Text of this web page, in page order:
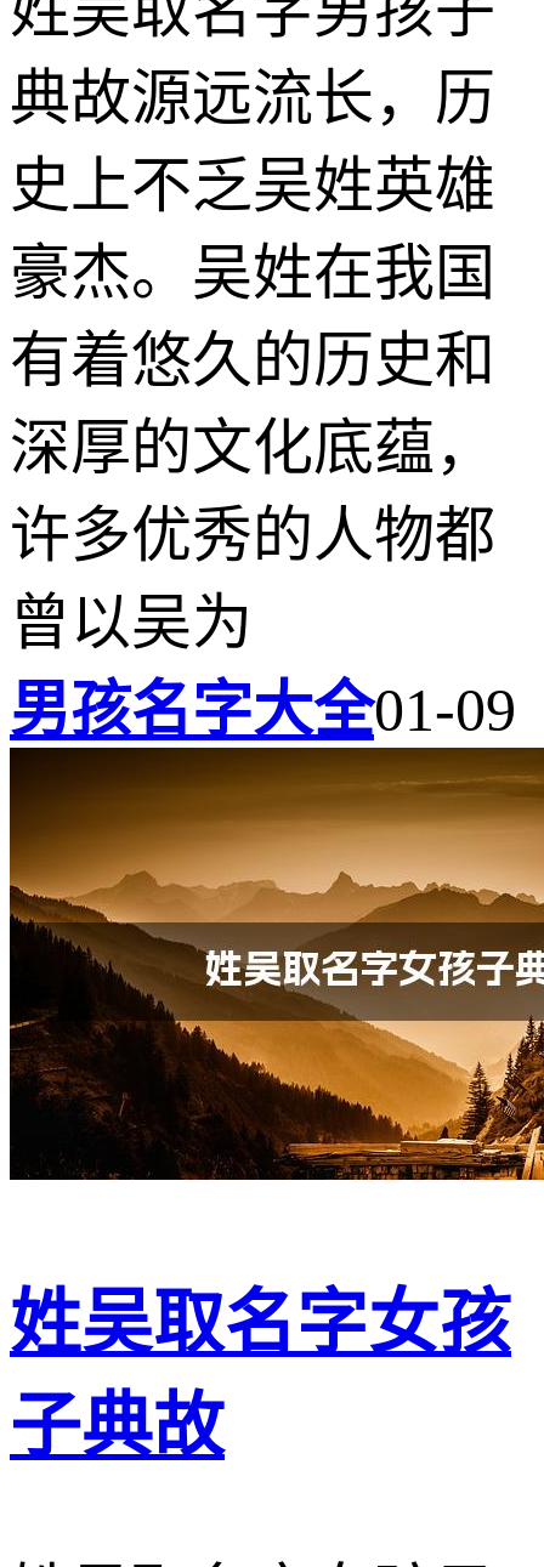
典故源远流长，历
史上不乏吴姓英雄
豪杰。吴姓在我国
有着悠久的历史和
深厚的文化底蕴，
许多优秀的人物都
曾以吴为
男孩名字大全01-09
姓吴取名字女孩
子典故